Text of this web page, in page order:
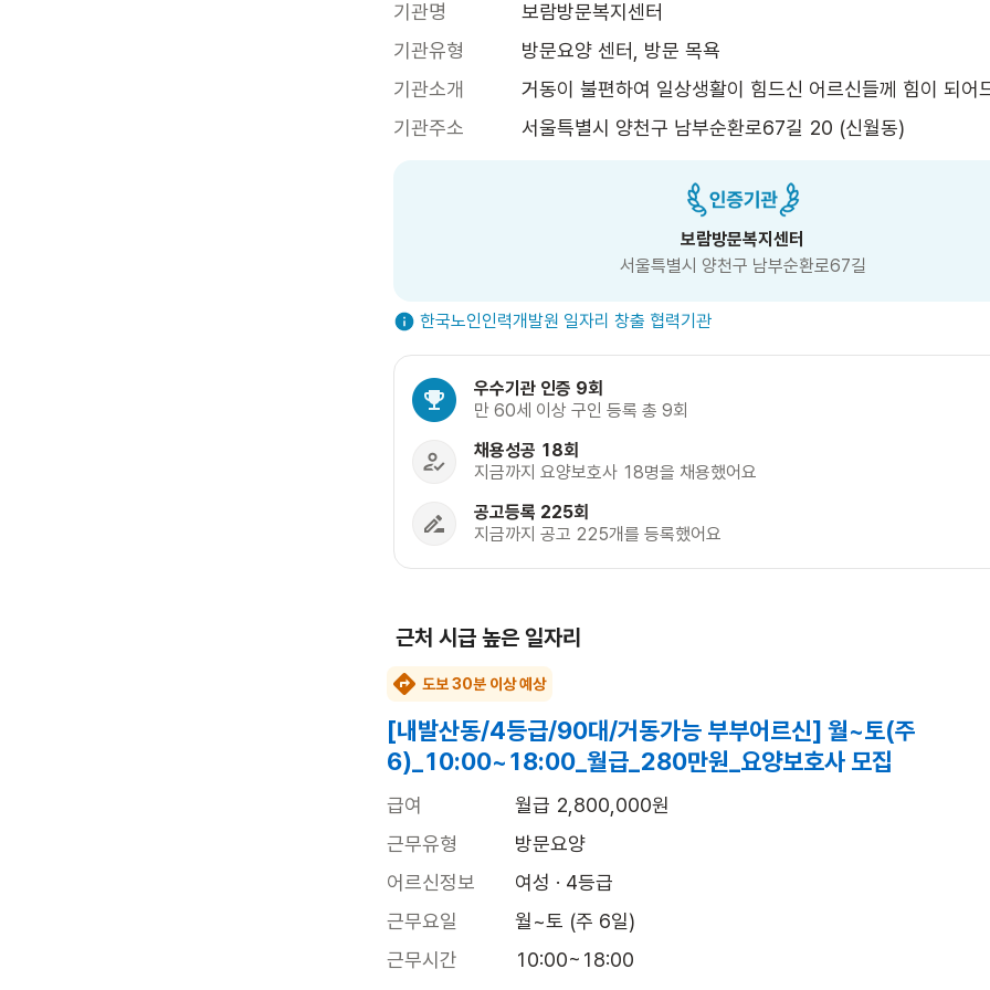
기관명
보람방문복지센터
기관유형
방문요양 센터, 방문 목욕
기관소개
거동이 불편하여 일상생활이 힘드신 어르신들께 힘이 되어
기관주소
서울특별시 양천구 남부순환로67길 20 (신월동)
보람방문복지센터
서울특별시 양천구 남부순환로67길
한국노인인력개발원 일자리 창출 협력기관
우수기관 인증 9회
만 60세 이상 구인 등록 총 9회
채용성공 18회
지금까지 요양보호사 18명을 채용했어요
공고등록 225회
지금까지 공고 225개를 등록했어요
근처 시급 높은 일자리
도보 30분 이상 예상
[내발산동/4등급/90대/거동가능 부부어르신] 월~토(주
6)_10:00~18:00_월급_280만원_요양보호사 모집
급여
월급 2,800,000원
근무유형
방문요양
어르신정보
여성 · 4등급
근무요일
월~토 (주 6일)
근무시간
10:00~18:00